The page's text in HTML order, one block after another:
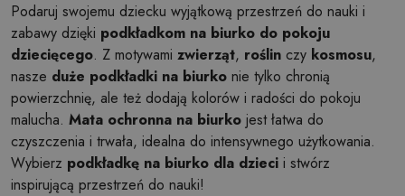
Podaruj swojemu dziecku wyjątkową przestrzeń do nauki i
zabawy dzięki podkładkom na biurko do pokoju
dziecięcego. Z motywami zwierząt, roślin czy kosmosu,
nasze duże podkładki na biurko nie tylko chronią
powierzchnię, ale też dodają kolorów i radości do pokoju
malucha. Mata ochronna na biurko jest łatwa do
czyszczenia i trwała, idealna do intensywnego użytkowania.
Wybierz podkładkę na biurko dla dzieci i stwórz
inspirującą przestrzeń do nauki!